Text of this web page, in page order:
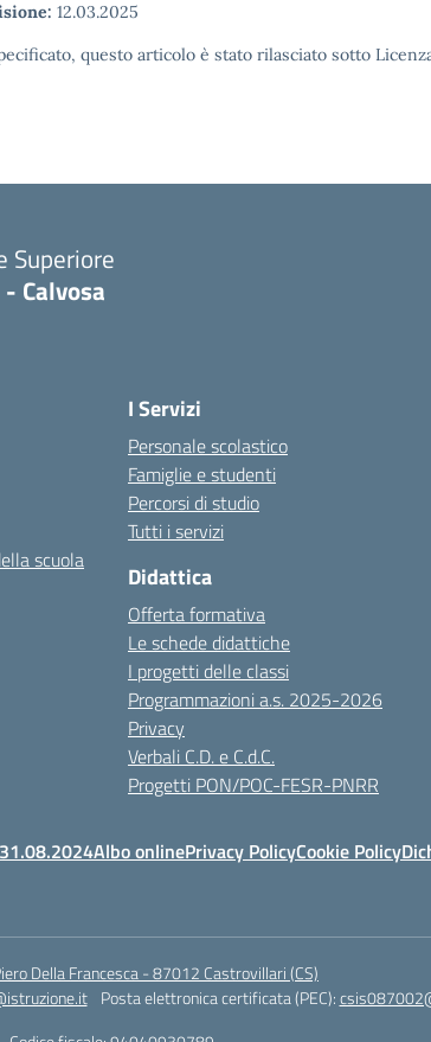
12.03.2025
questo articolo è stato rilasciato sotto
Superiore
Calvosa
scuola
I Servizi
Personale scolastico
Famiglie e studenti
Percorsi di studio
Tutti i servizi
Didattica
Offerta formativa
Le schede didattiche
I progetti delle classi
Programmazioni a.s. 2025-2026
Privacy
Verbali C.D. e C.d.C.
Progetti PON/POC-FESR-PNRR
Albo onlinePrivacy PolicyCookie Policy
Della Francesca - 87012 Castrovillari (CS)
Posta elettronica certificata (PEC):